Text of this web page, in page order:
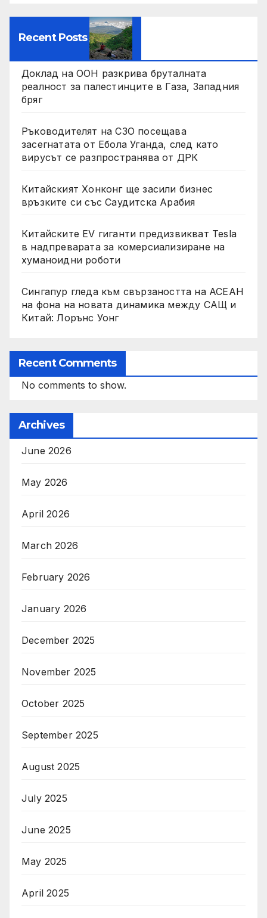
Recent Posts
Доклад на ООН разкрива бруталната
реалност за палестинците в Газа, Западния
бряг
Ръководителят на СЗО посещава
засегнатата от Ебола Уганда, след като
вирусът се разпространява от ДРК
Китайският Хонконг ще засили бизнес
връзките си със Саудитска Арабия
Китайските EV гиганти предизвикват Tesla
в надпреварата за комерсиализиране на
хуманоидни роботи
Сингапур гледа към свързаността на АСЕАН
на фона на новата динамика между САЩ и
Китай: Лорънс Уонг
Recent Comments
No comments to show.
Archives
June 2026
May 2026
April 2026
March 2026
February 2026
January 2026
December 2025
November 2025
October 2025
September 2025
August 2025
July 2025
June 2025
May 2025
April 2025